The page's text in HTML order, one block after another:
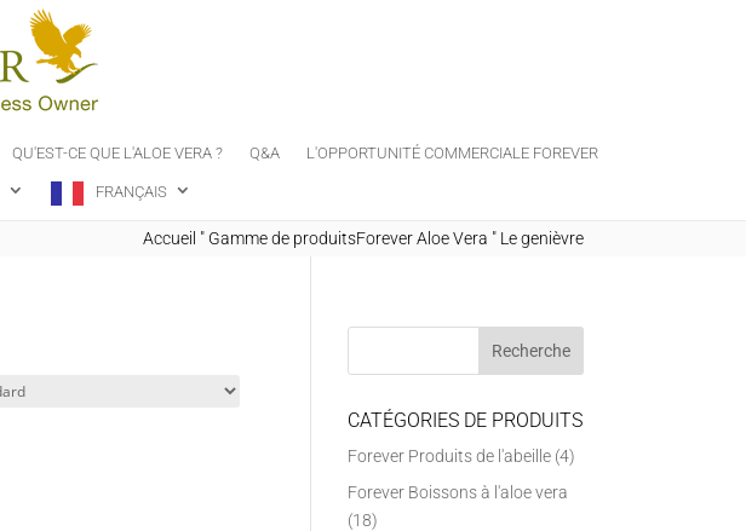
QU'EST-CE QUE L'ALOE VERA ? Q&A
L'OPPORTUNITÉ COMMERCIALE FOREVER
FRANÇAIS
Accueil " Gamme de produitsForever Aloe Vera " Le genièvre
CATÉGORIES DE PRODUITS
Forever Produits de l'abeille (4)
Forever Boissons à l'aloe vera
(18)